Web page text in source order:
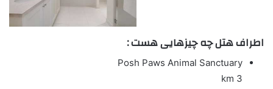
اطراف هتل چه چیزهایی هست :
Posh Paws Animal Sanctuary
3 km